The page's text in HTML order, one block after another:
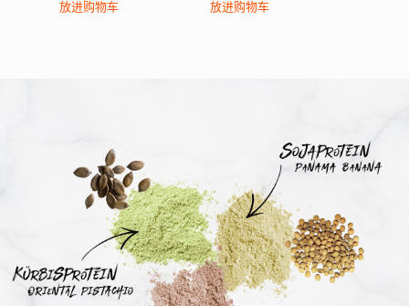
放进购物车 放进购物车